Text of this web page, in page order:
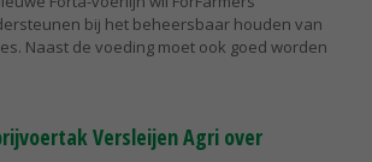
bij het beheersbaar houden van
Naast de voeding moet ook goed worden
Versleijen Agri over